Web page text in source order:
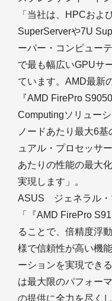
「当社は、HPCおよ
SuperServerや7U
ーパー・コンピュー
で最も幅広いGPUサ
ています。AMD最新
『AMD FirePro
Computingソリュー
ノードあたり最大6
ュアル・プロセッサ
あたりの性能の最大
実現します」。
ASUS ジェネラル
「『AMD FirePro
ることで、倍精度浮
様で信頼性が高い機
ーションを実現でき
は最大限のパフォー
の提供に全力を尽く